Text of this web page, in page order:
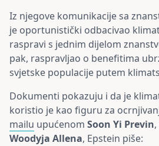
Iz njegove komunikacije sa
je oportunistički odbacivao
raspravi s jednim dijelom
pak, raspravljao o benefitima
svjetske populacije putem
Dokumenti pokazuju i da je
koristio je kao figuru za
mailu upućenom Soon Yi Previn
Woodyja Allena, Epstein piše: